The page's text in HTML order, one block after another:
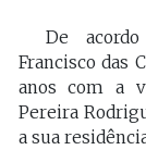
De
Francisco das
anos com a
Pereira
a sua